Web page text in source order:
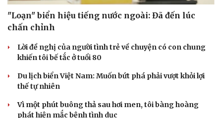
"Loạn" biển hiệu tiếng nước ngoài: Đã đến lúc
chấn chỉnh
Lời đề nghị của người tình trẻ về chuyện có con chung
khiến tôi bế tắc ở tuổi 80
Du lịch biển Việt Nam: Muốn bứt phá phải vượt khỏi lợi
thế tự nhiên
Vì một phút buông thả sau hơi men, tôi bàng hoàng
phát hiện mắc bệnh tình dục